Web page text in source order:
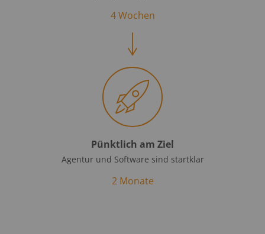
4 Wochen
Pünktlich am Ziel
Agentur und Software sind startklar
2 Monate